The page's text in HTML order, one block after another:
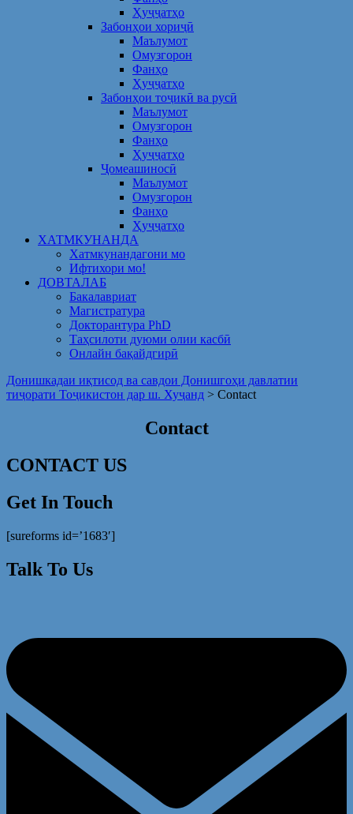
Ҳуҷҷатҳо
Забонҳои хориҷӣ
Маълумот
Омузгорон
Фанҳо
Ҳуҷҷатҳо
Забонҳои тоҷикӣ ва русӣ
Маълумот
Омузгорон
Фанҳо
Ҳуҷҷатҳо
Ҷомеашиносӣ
Маълумот
Омузгорон
Фанҳо
Ҳуҷҷатҳо
ХАТМКУНАНДА
Хатмкунандагони мо
Ифтихори мо!
ДОВТАЛАБ
Бакалавриат
Магистратура
Докторантура PhD
Таҳсилоти дуюми олии касбӣ
Онлайн бақайдгирӣ
Донишкадаи иқтисод ва савдои Донишгоҳи давлатии
тиҷорати Тоҷикистон дар ш. Хуҷанд > Contact
Contact
CONTACT US
Get In Touch
[sureforms id=’1683′]
Talk To Us